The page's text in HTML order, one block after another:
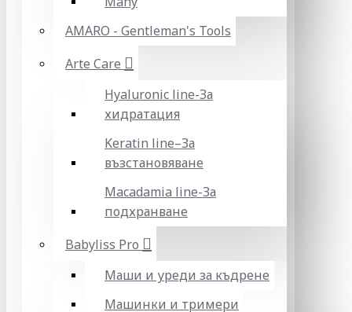
AMARO - Gentleman's Tools
Arte Care
Hyaluronic line-За
хидратация
Keratin line–За
възстановяване
Macadamia line-За
подхранване
Babyliss Pro
Маши и уреди за къдрене
Машинки и тримери